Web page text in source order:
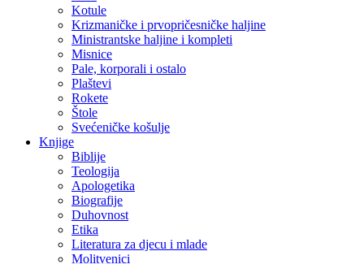
Kotule
Krizmaničke i prvopričesničke haljine
Ministrantske haljine i kompleti
Misnice
Pale, korporali i ostalo
Plaštevi
Rokete
Štole
Svećeničke košulje
Knjige
Biblije
Teologija
Apologetika
Biografije
Duhovnost
Etika
Literatura za djecu i mlade
Molitvenici